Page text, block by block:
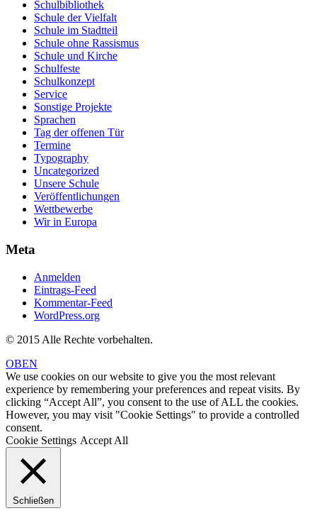
Schulbibliothek
Schule der Vielfalt
Schule im Stadtteil
Schule ohne Rassismus
Schule und Kirche
Schulfeste
Schulkonzept
Service
Sonstige Projekte
Sprachen
Tag der offenen Tür
Termine
Typography
Uncategorized
Unsere Schule
Veröffentlichungen
Wettbewerbe
Wir in Europa
Meta
Anmelden
Eintrags-Feed
Kommentar-Feed
WordPress.org
© 2015 Alle Rechte vorbehalten.
OBEN
We use cookies on our website to give you the most relevant
experience by remembering your preferences and repeat visits. By
clicking “Accept All”, you consent to the use of ALL the cookies.
However, you may visit "Cookie Settings" to provide a controlled
consent.
Cookie Settings Accept All
Schließen